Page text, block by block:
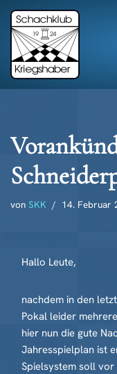
Zum
Inhalt
springen
von SKK 14. Februar
Hallo Leute,
nachdem in den
Pokal leider
hier nun die gute
Jahresspielplan ist
Spielsystem soll